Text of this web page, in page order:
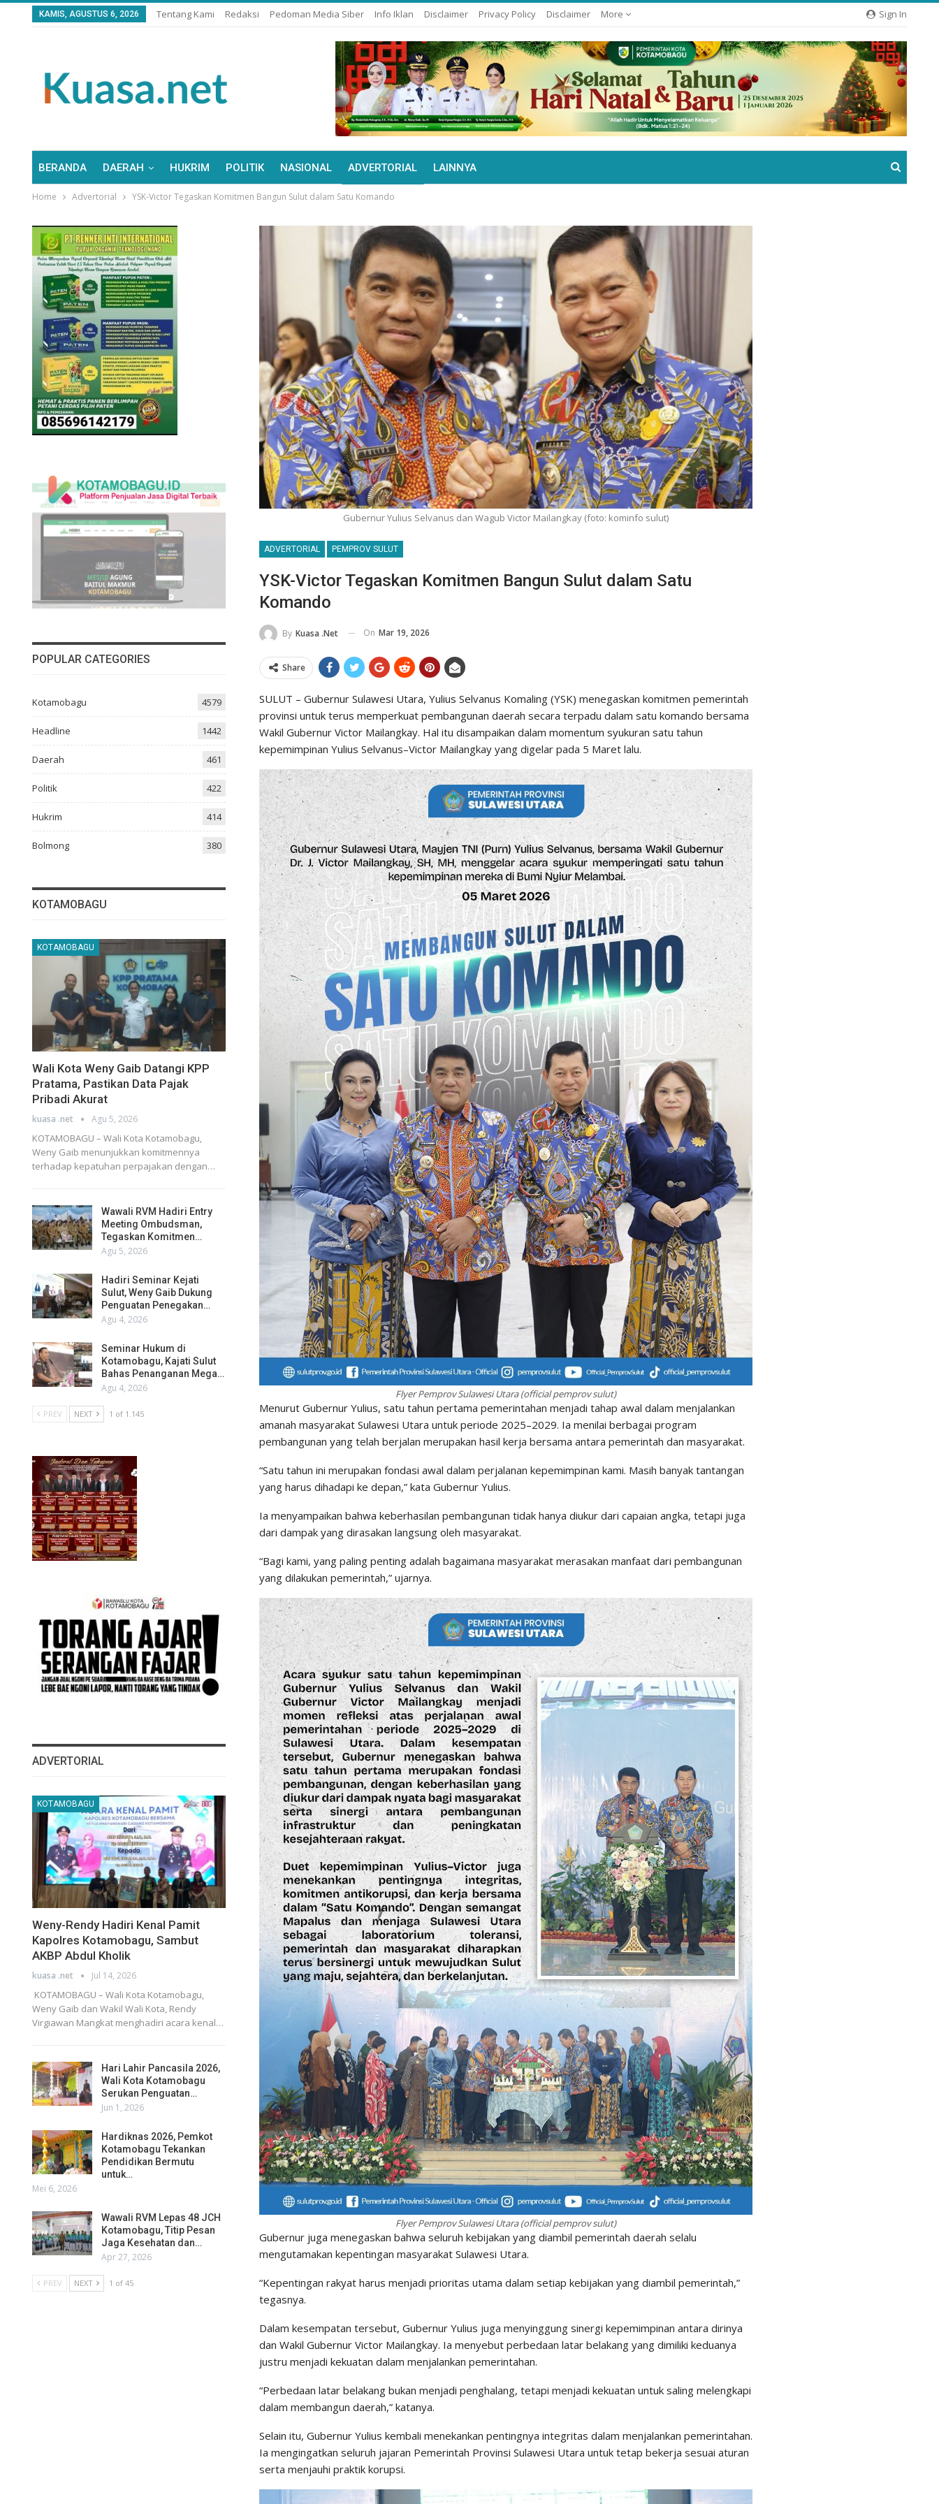
Sign In
KAMIS, AGUSTUS 6, 2026 Tentang Kami Redaksi Pedoman Media Siber Info Iklan Disclaimer Privacy Policy Disclaimer More
BERANDA DAERAH HUKRIM POLITIK NASIONAL ADVERTORIAL LAINNYA
Home Advertorial YSK-Victor Tegaskan Komitmen Bangun Sulut dalam Satu Komando
Gubernur Yulius Selvanus dan Wagub Victor Mailangkay (foto: kominfo sulut)
ADVERTORIAL PEMPROV SULUT
YSK-Victor Tegaskan Komitmen Bangun Sulut dalam Satu
Komando
By Kuasa .net On Mar 19, 2026
Share
SULUT – Gubernur Sulawesi Utara, Yulius Selvanus Komaling (YSK) menegaskan komitmen pemerintah
provinsi untuk terus memperkuat pembangunan daerah secara terpadu dalam satu komando bersama
Wakil Gubernur Victor Mailangkay. Hal itu disampaikan dalam momentum syukuran satu tahun
kepemimpinan Yulius Selvanus–Victor Mailangkay yang digelar pada 5 Maret lalu.
Flyer Pemprov Sulawesi Utara (official pemprov sulut)
Menurut Gubernur Yulius, satu tahun pertama pemerintahan menjadi tahap awal dalam menjalankan
amanah masyarakat Sulawesi Utara untuk periode 2025–2029. Ia menilai berbagai program
pembangunan yang telah berjalan merupakan hasil kerja bersama antara pemerintah dan masyarakat.
“Satu tahun ini merupakan fondasi awal dalam perjalanan kepemimpinan kami. Masih banyak tantangan
yang harus dihadapi ke depan,” kata Gubernur Yulius.
Ia menyampaikan bahwa keberhasilan pembangunan tidak hanya diukur dari capaian angka, tetapi juga
dari dampak yang dirasakan langsung oleh masyarakat.
“Bagi kami, yang paling penting adalah bagaimana masyarakat merasakan manfaat dari pembangunan
yang dilakukan pemerintah,” ujarnya.
Flyer Pemprov Sulawesi Utara (official pemprov sulut)
Gubernur juga menegaskan bahwa seluruh kebijakan yang diambil pemerintah daerah selalu
mengutamakan kepentingan masyarakat Sulawesi Utara.
“Kepentingan rakyat harus menjadi prioritas utama dalam setiap kebijakan yang diambil pemerintah,”
tegasnya.
Dalam kesempatan tersebut, Gubernur Yulius juga menyinggung sinergi kepemimpinan antara dirinya
dan Wakil Gubernur Victor Mailangkay. Ia menyebut perbedaan latar belakang yang dimiliki keduanya
justru menjadi kekuatan dalam menjalankan pemerintahan.
“Perbedaan latar belakang bukan menjadi penghalang, tetapi menjadi kekuatan untuk saling melengkapi
dalam membangun daerah,” katanya.
Selain itu, Gubernur Yulius kembali menekankan pentingnya integritas dalam menjalankan pemerintahan.
Ia mengingatkan seluruh jajaran Pemerintah Provinsi Sulawesi Utara untuk tetap bekerja sesuai aturan
serta menjauhi praktik korupsi.
POPULAR CATEGORIES
Kotamobagu 4579
Headline 1442
Daerah 461
Politik 422
Hukrim 414
Bolmong 380
KOTAMOBAGU
KOTAMOBAGU
Wali Kota Weny Gaib Datangi KPP
Pratama, Pastikan Data Pajak
Pribadi Akurat
kuasa .net Agu 5, 2026
KOTAMOBAGU – Wali Kota Kotamobagu,
Weny Gaib menunjukkan komitmennya
terhadap kepatuhan perpajakan dengan…
Wawali RVM Hadiri Entry
Meeting Ombudsman,
Tegaskan Komitmen…
Agu 5, 2026
Hadiri Seminar Kejati
Sulut, Weny Gaib Dukung
Penguatan Penegakan…
Agu 4, 2026
Seminar Hukum di
Kotamobagu, Kajati Sulut
Bahas Penanganan Mega…
Agu 4, 2026
PREV NEXT 1 of 1.145
ADVERTORIAL
KOTAMOBAGU
Weny-Rendy Hadiri Kenal Pamit
Kapolres Kotamobagu, Sambut
AKBP Abdul Kholik
kuasa .net Jul 14, 2026
KOTAMOBAGU – Wali Kota Kotamobagu,
Weny Gaib dan Wakil Wali Kota, Rendy
Virgiawan Mangkat menghadiri acara kenal…
Hari Lahir Pancasila 2026,
Wali Kota Kotamobagu
Serukan Penguatan…
Jun 1, 2026
Hardiknas 2026, Pemkot
Kotamobagu Tekankan
Pendidikan Bermutu
untuk…
Mei 6, 2026
Wawali RVM Lepas 48 JCH
Kotamobagu, Titip Pesan
Jaga Kesehatan dan…
Apr 27, 2026
PREV NEXT 1 of 45